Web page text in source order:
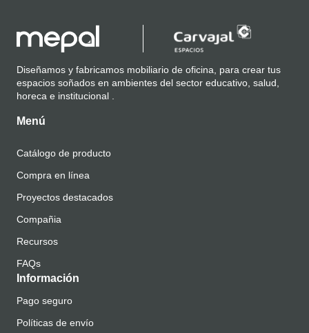
Diseñamos y fabricamos mobiliario de oficina, para crear tus
espacios soñados en ambientes del sector educativo, salud,
horeca e institucional .
Menú
Catálogo de producto
Compra en línea
Proyectos destacados
Compañia
Recursos
FAQs
Información
Pago seguro
Políticas de envío